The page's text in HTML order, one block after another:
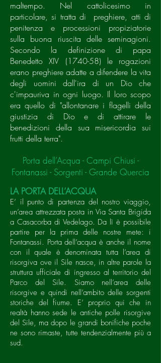
maltempo. Nel cattolicesimo in
particolare, si tratta di preghiere, atti di
penitenza e processioni propiziatorie
sulla buona riuscita delle seminagioni.
Secondo la definizione di papa
Benedetto XIV (1740-58) le rogazioni
erano preghiere adatte a difendere la vita
degli uomini dall'ira di un Dio che
c'impauriva in ogni luogo. Il loro scopo
era quello di "allontanare i flagelli della
giustizia di Dio e di attirare le
benedizioni della sua misericordia sui
frutti della terra".
Porta dell’Acqua - Campi Chiusi -
Fontanassi - Sorgenti - Grande Quercia
LA PORTA DELL’ACQUA
E’ il punto di partenza del nostro viaggio,
un’area attrezzata posta in Via Santa Brigida
a Casacorba di Vedelago. Da lì è possibile
partire per la prima delle nostre mete: i
Fontanassi. Porta dell’acqua è anche il nome
con il quale è denominata tutta l’area di
risorgiva ove il Sile nasce, in altre parole la
struttura ufficiale di ingresso al territorio del
Parco del Sile. Siamo nell’area delle
risorgive e quindi nell’ambito delle sorgenti
storiche del fiume. E’ proprio qui che in
realtà hanno sede le antiche polle risorgive
del Sile, ma dopo le grandi bonifiche poche
ne sono rimaste, tutte tendenzialmente più a
sud.